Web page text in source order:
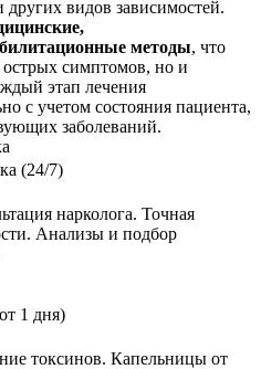
других видов зависимостей.
методы, что
острых симптомов, но и
этап лечения
с учетом состояния пациента,
заболеваний.
(24/7)
нарколога. Точная
Анализы и подбор
1 дня)
токсинов. Капельницы от